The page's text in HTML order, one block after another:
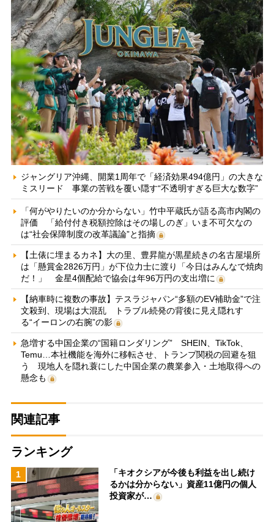
ジャングリア沖縄、開業1周年で「経済効果494億円」の大きな
ミスリード 事業の苦戦を覆い隠す“不透明すぎる巨大な数字”
「何がやりたいのか分からない」竹中平蔵氏が語る高市内閣の
評価 「給付付き税額控除はその場しのぎ」いま不可欠なの
は“社会保障制度の改革議論”と指摘
【土俵に埋まるカネ】大の里、豊昇龍が黒星続きの名古屋場所
は「懸賞金2826万円」が下位力士に渡り「今日はみんなで焼肉
だ！」 金星4個配給で協会は年96万円の支出増に
【納車時に複数の事故】テスラジャパン“多額のEV補助金”で注
文殺到、現場は大混乱 トラブル続発の背後に見え隠れす
る“イーロンの右腕”の影
急増する中国企業の“国籍ロンダリング” SHEIN、TikTok、
Temu…本社機能を海外に移転させ、トランプ関税の回避を狙
う 現地人を隠れ蓑にした中国企業の農業参入・土地取得への
懸念も
関連記事
ランキング
1
「キオクシアが今後も利益を出し続け
るかは分からない」資産11億円の個人
投資家が…